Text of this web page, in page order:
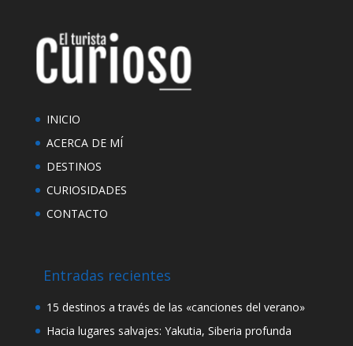
INICIO
ACERCA DE MÍ
DESTINOS
CURIOSIDADES
CONTACTO
Entradas recientes
15 destinos a través de las «canciones del verano»
Hacia lugares salvajes: Yakutia, Siberia profunda